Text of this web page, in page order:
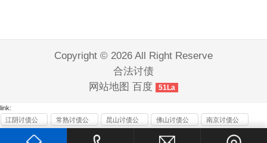
Copyright © 2026 All Right Reserve
合法讨债
网站地图 百度 51La
link:
江阴讨债公
常熟讨债公
昆山讨债公
佛山讨债公
南京讨债公